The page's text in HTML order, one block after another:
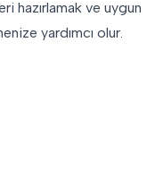
hazırlamak ve uygun
yardımcı olur.